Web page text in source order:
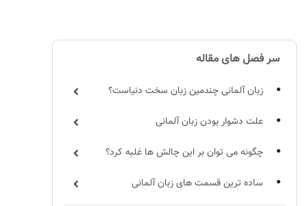
سر فصل های مقاله
زبان آلمانی چندمین زبان سخت دنیاست؟
علت دشوار بودن زبان آلمانی
چگونه می توان بر این چالش ها غلبه کرد؟
ساده ترین قسمت های زبان آلمانی